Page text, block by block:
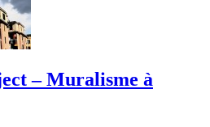
– Muralisme à